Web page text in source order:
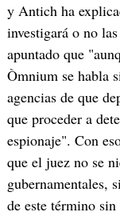
y Antich ha
investigará o no
apuntado que
Òmnium se habla
agencias de que
que proceder a
espionaje". Con
que el juez no se
gubernamentales,
de este término